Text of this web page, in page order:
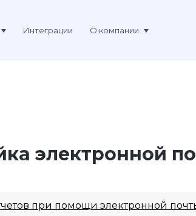
Интеграции О компании
электронной
при помощи электронной